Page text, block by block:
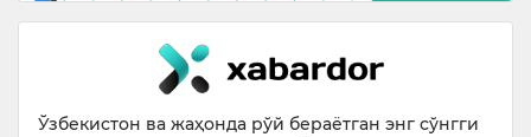
Ўзбекистон ва жаҳонда рўй бераётган энг сўнгги